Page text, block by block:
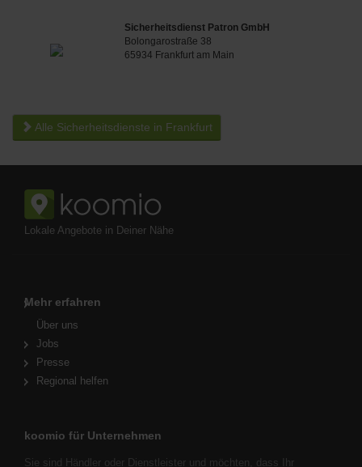
Sicherheitsdienst Patron GmbH
Bolongarostraße 38
65934 Frankfurt am Main
Alle Sicherheitsdienste in Frankfurt
Lokale Angebote in Deiner Nähe
Mehr erfahren
Über uns
Jobs
Presse
Regional helfen
koomio für Unternehmen
Sie sind Händler oder Dienstleister und möchten, dass Ihr